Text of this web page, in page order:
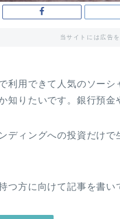
当サイトには広告
利用できて人気のソー
知りたいです。銀行預金
ディングへの投資だけ
つ方に向けて記事を書い